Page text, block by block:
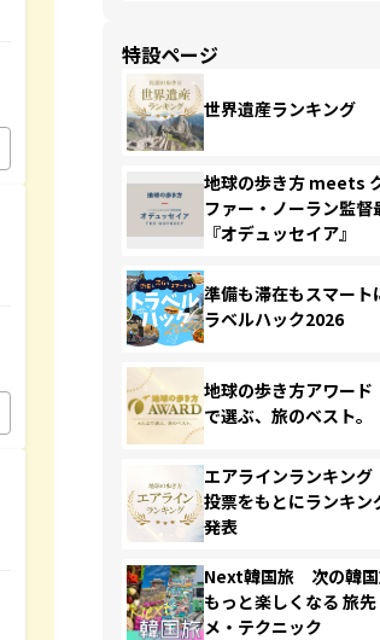
特設ページ
世界遺産ランキング
地球の歩き方 meets
ファー・ノーラン監督
『オデュッセイア』
準備も滞在もスマー
ラベルハック2026
地球の歩き方アワー
で選ぶ、旅のベスト。
エアラインランキン
投票をもとにランキン
発表
Next韓国旅 次の韓国
もっと楽しくなる 旅
メ・テクニック